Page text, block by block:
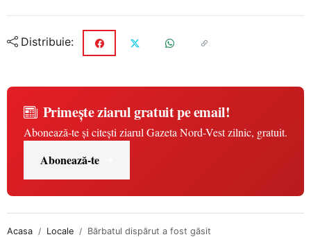
Distribuie:
Primește ziarul gratuit pe email!
Abonează-te și citești ziarul Gazeta Nord-Vest zilnic, gratuit.
Abonează-te
Acasa Locale Bărbatul dispărut a fost găsit